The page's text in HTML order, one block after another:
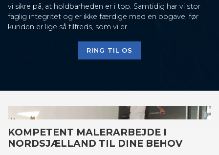
vi sikre på, at holdbarheden er i top. Samtidig har vi stor
faglig integritet og er ikke færdige med en opgave, før
kunden er lige så tilfreds, som vi er.
RING TIL OS
KOMPETENT MALERARBEJDE I
NORDSJÆLLAND TIL DINE BEHOV